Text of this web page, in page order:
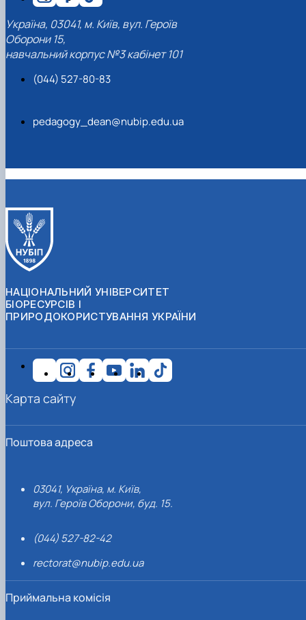
Україна, 03041, м. Київ, вул. Героїв
Оборони 15,
навчальний корпус №3 кабінет 101
(044) 527-80-83
pedagogy_dean@nubip.edu.ua
НАЦІОНАЛЬНИЙ УНІВЕРСИТЕТ
БІОРЕСУРСІВ І
ПРИРОДОКОРИСТУВАННЯ УКРАЇНИ
Поштова адреса
03041, Україна, м. Київ,
вул. Героїв Оборони, буд. 15.
(044) 527-82-42
rectorat@nubip.edu.ua
Приймальна комісія
Карта сайту